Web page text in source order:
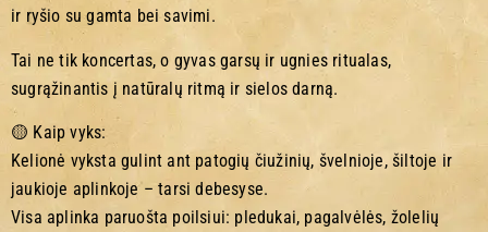
ir ryšio su gamta bei savimi.
Tai ne tik koncertas, o gyvas garsų ir ugnies ritualas,
sugrąžinantis į natūralų ritmą ir sielos darną.
🟡 Kaip vyks:
Kelionė vyksta gulint ant patogių čiužinių, švelnioje, šiltoje ir
jaukioje aplinkoje – tarsi debesyse.
Visa aplinka paruošta poilsiui: pledukai, pagalvėlės, žolelių